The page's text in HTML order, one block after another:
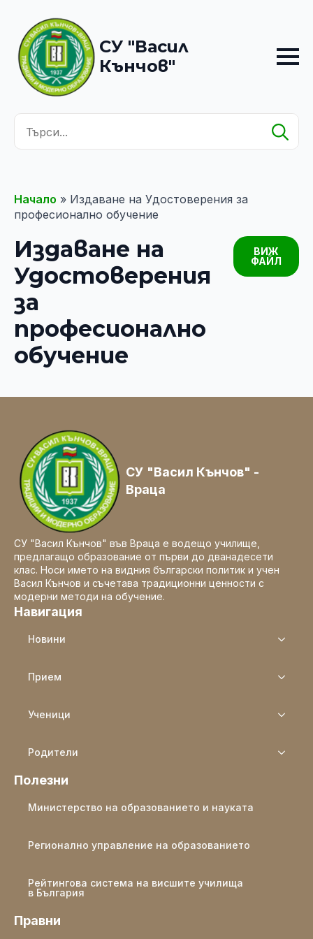
СУ "Васил
Кънчов"
Начало » Издаване на Удостоверения за
професионално обучение
Издаване на
Удостоверения
за
професионално
обучение
ВИЖ
ФАЙЛ
СУ "Васил Кънчов" -
Враца
СУ "Васил Кънчов" във Враца е водещо училище,
предлагащо образование от първи до дванадесети
клас. Носи името на видния български политик и учен
Васил Кънчов и съчетава традиционни ценности с
модерни методи на обучение.
Навигация
Новини
Прием
Ученици
Родители
Полезни
Министерство на образованието и науката
Регионално управление на образованието
Рейтингова система на висшите училища
в България
Правни